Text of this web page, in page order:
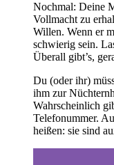
Nochmal: Deine
Vollmacht zu
Willen. Wenn er
schwierig sein.
Überall gibt’s,
Du (oder ihr)
ihm zur
Wahrscheinlich
Telefonummer.
heißen: sie sind